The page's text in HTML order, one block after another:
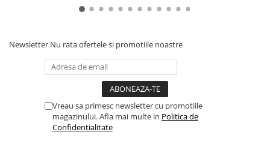
Friday The 13th
Marvel Univers
DC Univers
FUNKO POP!
Newsletter Nu rata ofertele si promotiile noastre
Vreau sa primesc newsletter cu promotiile
magazinului. Afla mai multe in Politica de
Confidentialitate